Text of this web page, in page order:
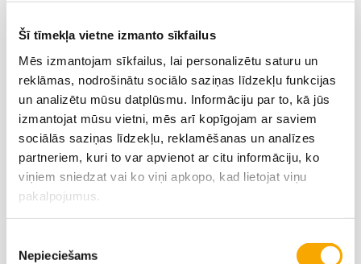
Šī tīmekļa vietne izmanto sīkfailus
Mēs izmantojam sīkfailus, lai personalizētu saturu un
reklāmas, nodrošinātu sociālo saziņas līdzekļu funkcijas
un analizētu mūsu datplūsmu. Informāciju par to, kā jūs
izmantojat mūsu vietni, mēs arī kopīgojam ar saviem
sociālās saziņas līdzekļu, reklamēšanas un analīzes
partneriem, kuri to var apvienot ar citu informāciju, ko
viņiem sniedzat vai ko viņi apkopo, kad lietojat viņu
pakalpojumus.
izvēle
Nepieciešams
YaraLiva® NITRABOR